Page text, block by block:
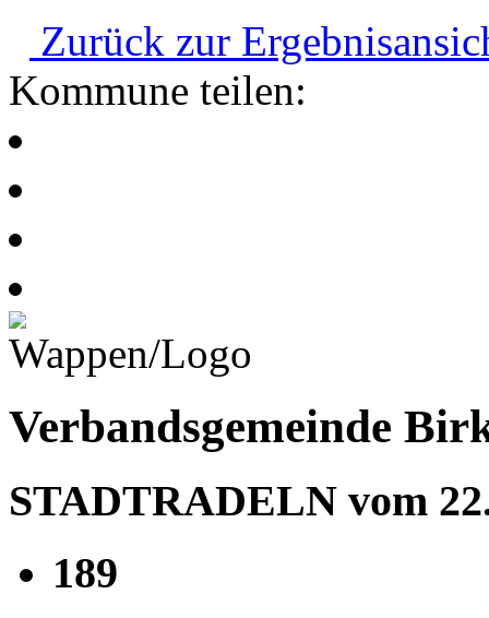
Zurück zur
Kommune teilen:
Verbandsgemeinde
STADTRADELN vom
189